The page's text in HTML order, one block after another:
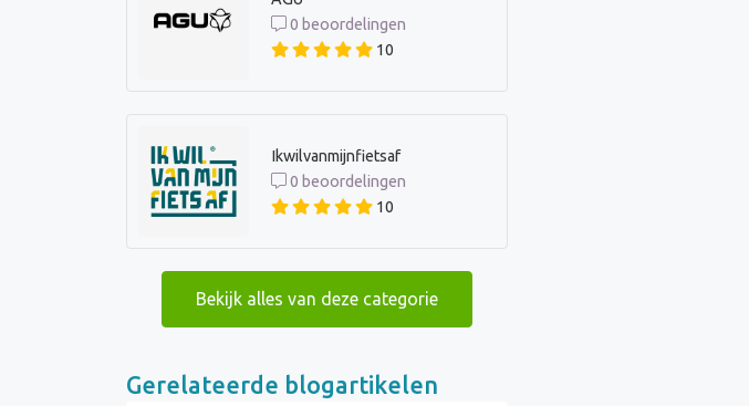
0 beoordelingen
10
Ikwilvanmijnfietsaf
0 beoordelingen
10
Bekijk alles van deze categorie
Gerelateerde blogartikelen